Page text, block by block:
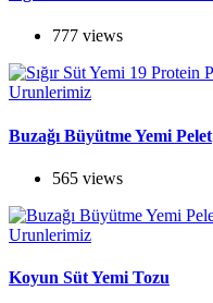
777 views
Urunlerimiz
Buzağı Büyütme Yemi Pelet
565 views
Urunlerimiz
Koyun Süt Yemi Tozu